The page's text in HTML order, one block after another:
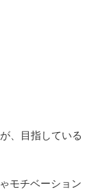
、目指している
モチベーション